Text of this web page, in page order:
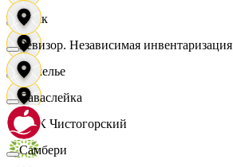
Смак
Сомелье
СПК Чистогорский
Ревизор. Независимая инвентаризация
Саваслейка
Самбери